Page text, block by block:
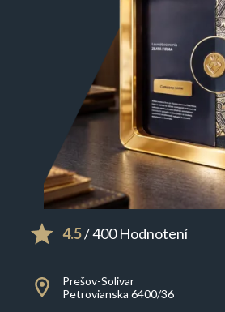
4.5/ 400 Hodnotení
Prešov-Solivar
Petrovianska 6400/36